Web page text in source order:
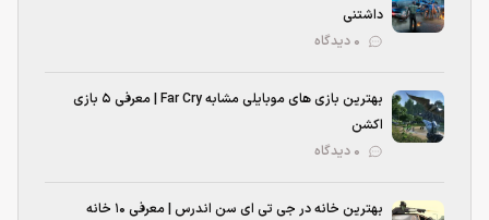
داشتنی
بهترین بازی‌ های موبایلی مشابه Far Cry | معرفی ۵ بازی
اکشن
بهترین خانه در جی تی ای سن اندرس | معرفی ۱۰ خانه